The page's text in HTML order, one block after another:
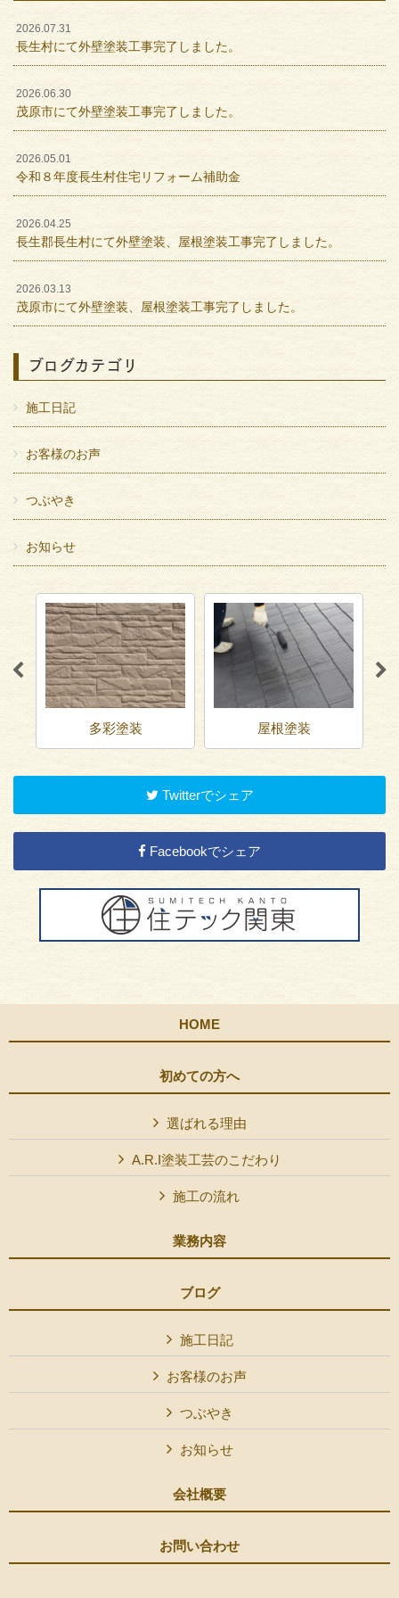
2026.07.31
長生村にて外壁塗装工事完了しました。
2026.06.30
茂原市にて外壁塗装工事完了しました。
2026.05.01
令和８年度長生村住宅リフォーム補助金
2026.04.25
長生郡長生村にて外壁塗装、屋根塗装工事完了しました。
2026.03.13
茂原市にて外壁塗装、屋根塗装工事完了しました。
ブログカテゴリ
施工日記
お客様のお声
つぶやき
お知らせ
屋根塗装 ベランダ防水
Twitterでシェア
Facebookでシェア
HOME
初めての方へ
選ばれる理由
A.R.I塗装工芸のこだわり
施工の流れ
業務内容
ブログ
施工日記
お客様のお声
つぶやき
お知らせ
会社概要
お問い合わせ